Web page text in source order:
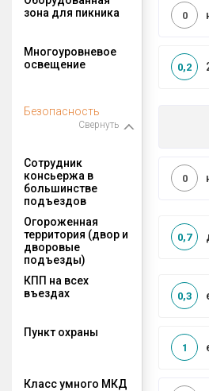
зона для пикника
0
Многоуровневое
освещение
0,2
Безопасность
Свернуть
Сотрудник
консьержа в
большинстве
подъездов
0
Огороженная
территория (двор и
дворовые
подъезды)
0,7
КПП на всех
въездах
0,3
Пункт охраны
1
Класс умного МКД